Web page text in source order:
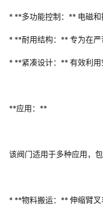
* **多功能控制：** 电磁和
* **耐用结构：** 专为在严
* **紧凑设计：** 有效利用
**应用：**
该阀门适用于多种应用，包
* **物料搬运：** 伸缩臂